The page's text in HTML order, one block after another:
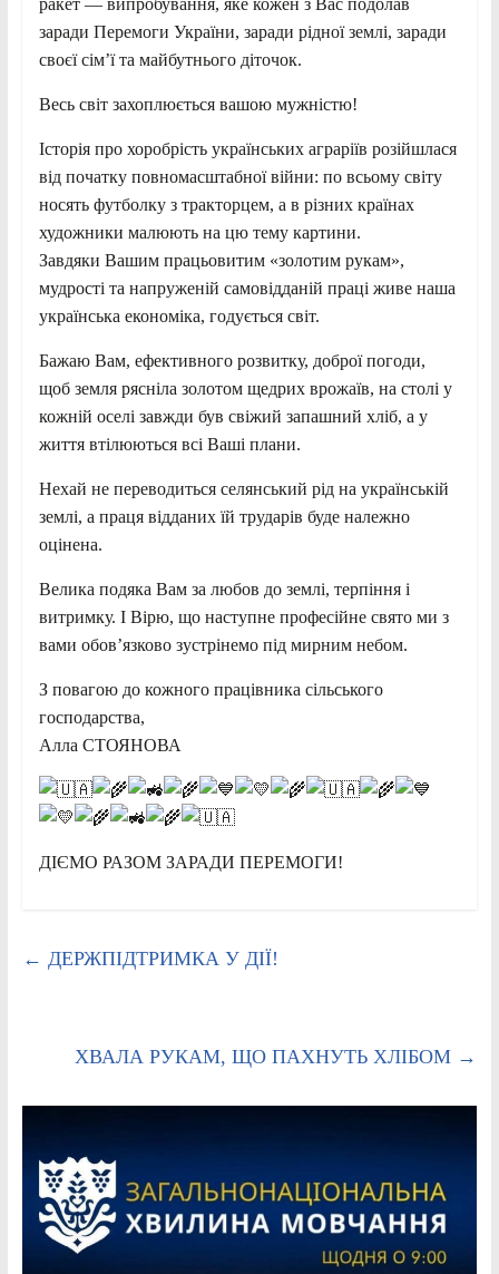
ракет — випробування, яке кожен з Вас подолав
заради Перемоги України, заради рідної землі, заради
своєї сім’ї та майбутнього діточок.
Весь світ захоплюється вашою мужністю!
Історія про хоробрість українських аграріїв розійшлася
від початку повномасштабної війни: по всьому світу
носять футболку з тракторцем, а в різних країнах
художники малюють на цю тему картини.
Завдяки Вашим працьовитим «золотим рукам»,
мудрості та напруженій самовідданій праці живе наша
українська економіка, годується світ.
Бажаю Вам, ефективного розвитку, доброї погоди,
щоб земля рясніла золотом щедрих врожаїв, на столі у
кожній оселі завжди був свіжий запашний хліб, а у
життя втілюються всі Ваші плани.
Нехай не переводиться селянський рід на українській
землі, а праця відданих їй трударів буде належно
оцінена.
Велика подяка Вам за любов до землі, терпіння і
витримку. І Вірю, що наступне професійне свято ми з
вами обов’язково зустрінемо під мирним небом.
З повагою до кожного працівника сільського
господарства,
Алла СТОЯНОВА
ДІЄМО РАЗОМ ЗАРАДИ ПЕРЕМОГИ!
← ДЕРЖПІДТРИМКА У ДІЇ!
ХВАЛА РУКАМ, ЩО ПАХНУТЬ ХЛІБОМ →